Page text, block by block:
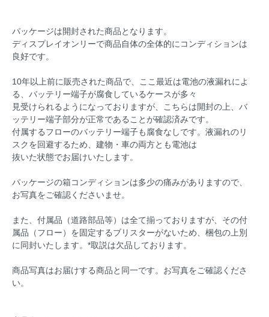
パッケージは開封された商品となります。
ディスプレイオンリーで商品自体の全体的にコンディションは
良好です。
10年以上前に販売された商品で、ここ最近は電池の液漏れによ
る、バッテリー端子が腐食しているケースが多々
見受けられるようになっておりますが、こちらは開封の上、バ
ッテリー端子部分が正常であることが確認済みです。
付属するフローのバッテリー端子も腐食なしです。液漏れのリ
スクを回避するため、建物・車の両方とも電池は
抜いた状態でお届けいたします。
パッケージの箱コンディションは多少の痛みがありますので、
お写真をご確認くださいませ。
また、付属品（道路部品等）は全て揃っておりますが、その付
属品（フロー）を固定するブリスターがないため、梱包の上別
に同封いたします。*取説は欠品しております。
商品写真はお届けする商品と同一です。お写真をご確認くださ
い。